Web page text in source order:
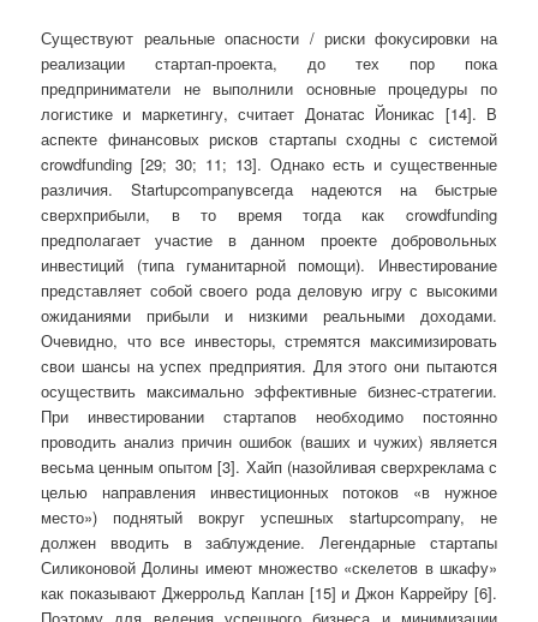
Существуют реальные опасности / риски фокусировки на
реализации стартап-проекта, до тех пор пока
предприниматели не выполнили основные процедуры по
логистике и маркетингу, считает Донатас Йоникас [14]. В
аспекте финансовых рисков стартапы сходны с системой
crowdfunding [29; 30; 11; 13]. Однако есть и существенные
различия. Startupcompanyвсегда надеются на быстрые
сверхприбыли, в то время тогда как crowdfunding
предполагает участие в данном проекте добровольных
инвестиций (типа гуманитарной помощи). Инвестирование
представляет собой своего рода деловую игру с высокими
ожиданиями прибыли и низкими реальными доходами.
Очевидно, что все инвесторы, стремятся максимизировать
свои шансы на успех предприятия. Для этого они пытаются
осуществить максимально эффективные бизнес-стратегии.
При инвестировании стартапов необходимо постоянно
проводить анализ причин ошибок (ваших и чужих) является
весьма ценным опытом [3]. Хайп (назойливая сверхреклама с
целью направления инвестиционных потоков «в нужное
место») поднятый вокруг успешных startupcompany, не
должен вводить в заблуждение. Легендарные стартапы
Силиконовой Долины имеют множество «скелетов в шкафу»
как показывают Джеррольд Каплан [15] и Джон Каррейру [6].
Поэтому для ведения успешного бизнеса и минимизации